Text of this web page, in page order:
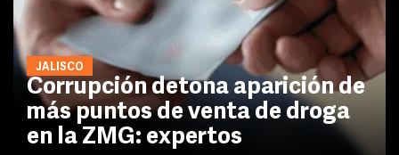
JALISCO
Corrupción detona aparición de
más puntos de venta de droga
en la ZMG: expertos